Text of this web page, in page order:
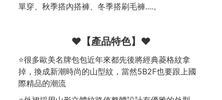
單穿、秋季搭內搭褲、冬季搭刷毛褲....。
❤️【產品特色】❤️
⭐很多歐美名牌包包近年來都先後將經典菱格紋拿
掉，換成新潮時尚的山型紋，當然5B2F也要跟上國
際精品的潮流